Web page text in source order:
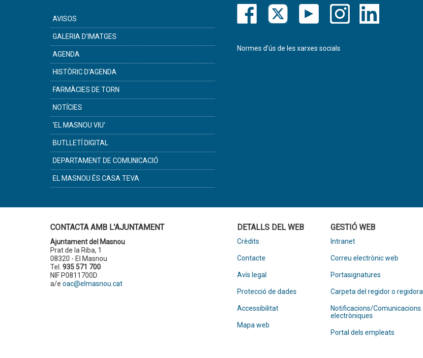
AVISOS
GALERIA D'IMATGES
AGENDA
HISTÒRIC D'AGENDA
FARMÀCIES DE TORN
NOTÍCIES
'EL MASNOU VIU'
BUTLLETÍ DIGITAL
DEPARTAMENT DE COMUNICACIÓ
EL MASNOU ÉS CASA TEVA
Normes d’ús de les xarxes socials
CONTACTA AMB L'AJUNTAMENT
Ajuntament del Masnou
Prat de la Riba, 1
08320 - El Masnou
Tel. 935 571 700
NIF P0811700D
a/e oac@elmasnou.cat
DETALLS DEL WEB
Crèdits
Contacte
Avís legal
Protecció de dades
Accessibilitat
Mapa web
GESTIÓ WEB
Intranet
Correu electrònic web
Portasignatures
Carpeta del regidor o regidora
Notificacions/Comunicacions
electròniques
Portal dels empleats